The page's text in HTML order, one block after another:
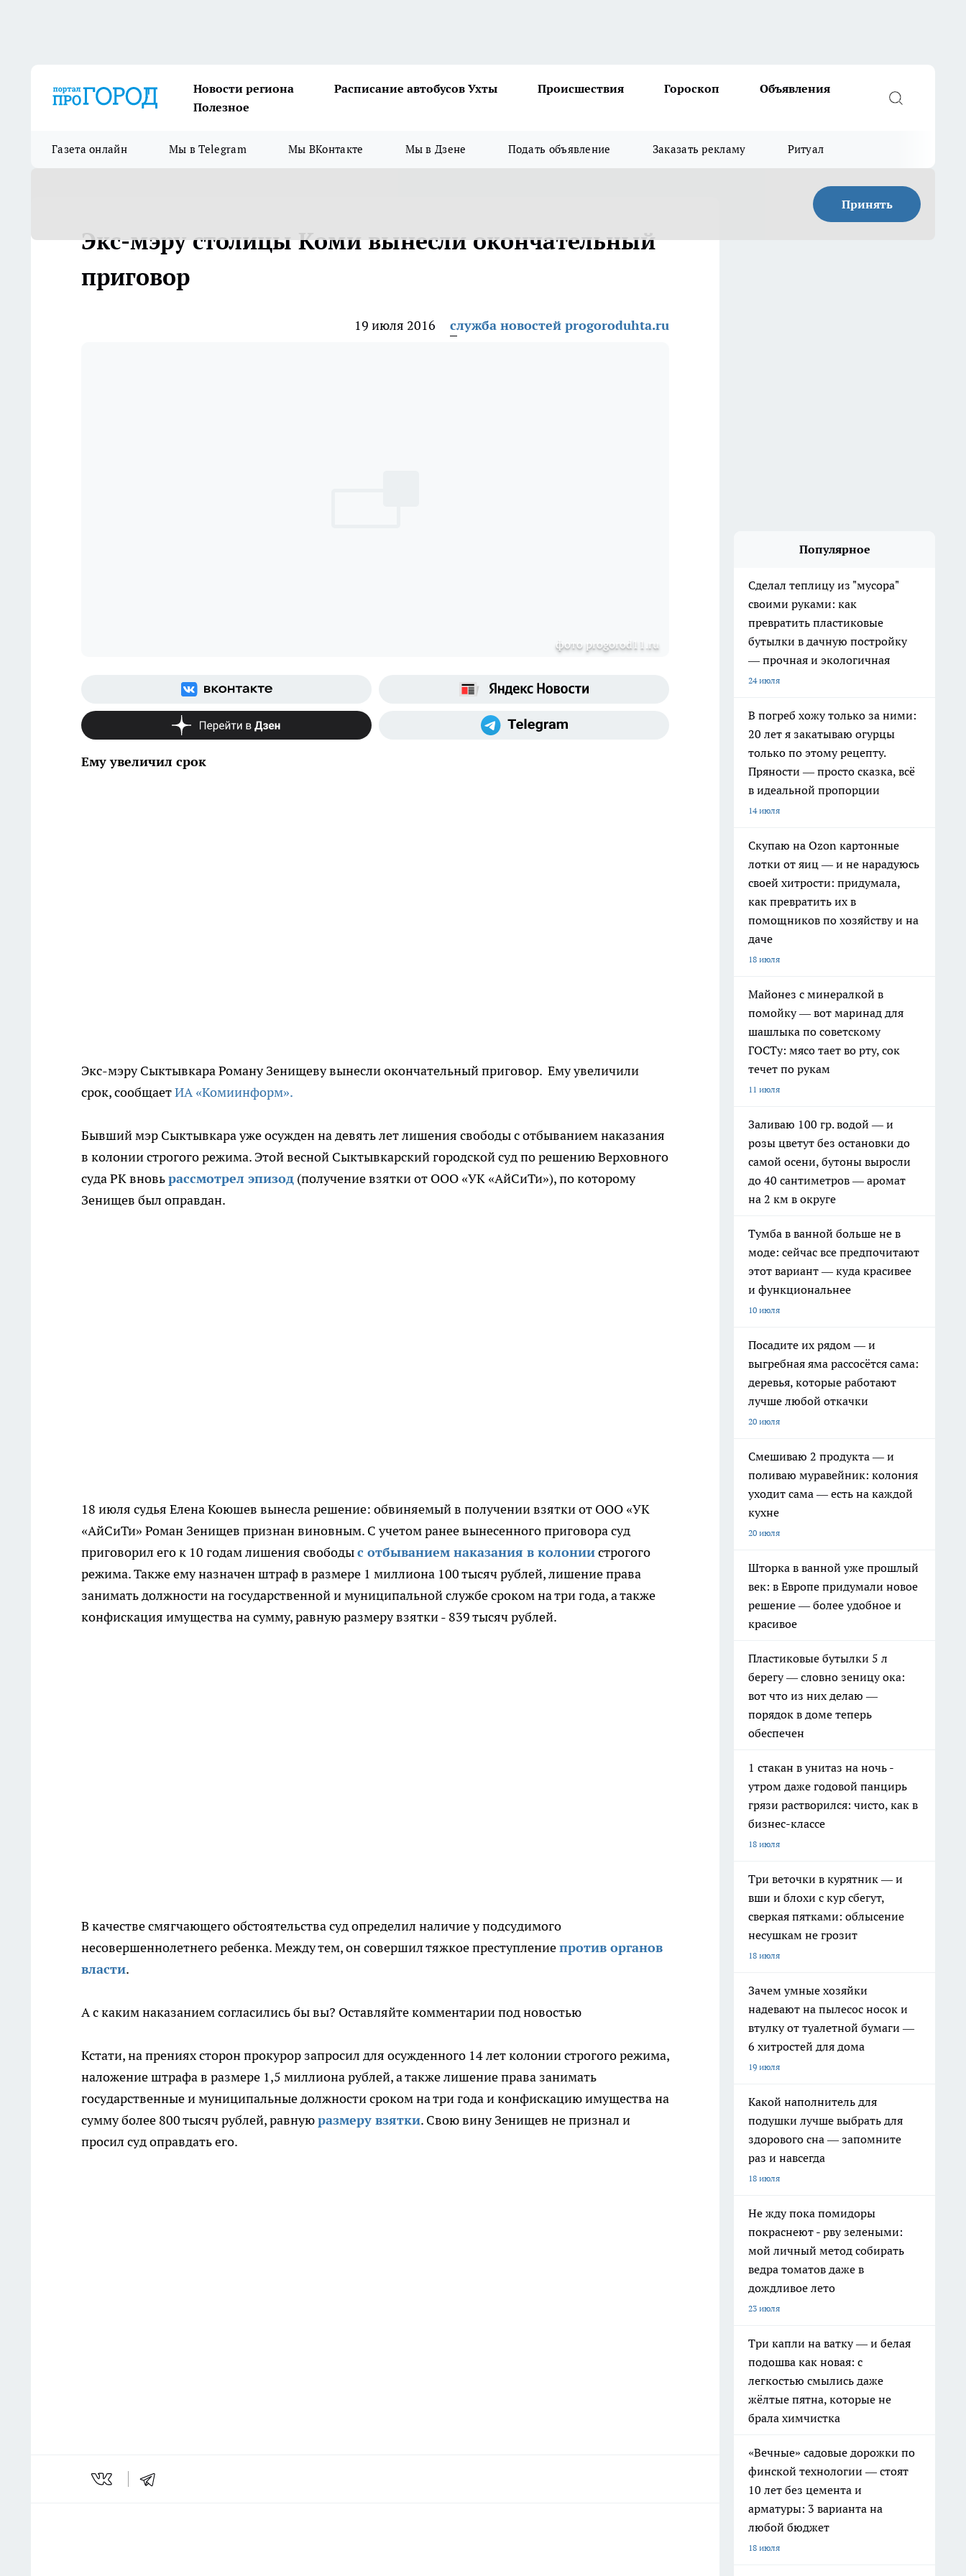
Новости региона Расписание автобусов Ухты Происшествия Гороскоп
Объявления
Полезное
Газета онлайн Мы в Telegram Мы ВКонтакте Мы в Дзене Подать объявление Заказать рекламу Ритуал
Принять
Экс-мэру столицы Коми вынесли окончательный
приговор
19 июля 2016 служба новостей progoroduhta.ru
фото progorod11.ru
Ему увеличил срок
Экс-мэру Сыктывкара Роману Зенищеву вынесли окончательный приговор. Ему увеличили
срок, сообщаетИА «Комиинформ».
Бывший мэр Сыктывкара уже осужден на девять лет лишения свободы с отбыванием наказания
в колонии строгого режима. Этой весной Сыктывкарский городской суд по решению Верховного
суда РК вновьрассмотрел эпизод (получение взятки от ООО «УК «АйСиТи»), по которому
Зенищев был оправдан.
18 июля судья Елена Коюшев вынесла решение: обвиняемый в получении взятки от ООО «УК
«АйСиТи» Роман Зенищев признан виновным. С учетом ранее вынесенного приговора суд
приговорил его к 10 годам лишения свободыс отбыванием наказания в колониистрогого
режима. Также ему назначен штраф в размере 1 миллиона 100 тысяч рублей, лишение права
занимать должности на государственной и муниципальной службе сроком на три года, а также
конфискация имущества на сумму, равную размеру взятки - 839 тысяч рублей.
В качестве смягчающего обстоятельства суд определил наличие у подсудимого
несовершеннолетнего ребенка. Между тем, он совершил тяжкое преступлениепротив органов
власти.
А с каким наказанием согласились бы вы? Оставляйте комментарии под новостью
Кстати, на прениях сторон прокурор запросил для осужденного 14 лет колонии строгого режима,
наложение штрафа в размере 1,5 миллиона рублей, а также лишение права занимать
государственные и муниципальные должности сроком на три года и конфискацию имущества на
сумму более 800 тысяч рублей, равнуюразмеру взятки. Свою вину Зенищев не признал и
просил суд оправдать его.
Популярное
Сделал теплицу из "мусора"
своими руками: как
превратить пластиковые
бутылки в дачную постройку
— прочная и экологичная
24 июля
В погреб хожу только за ними:
20 лет я закатываю огурцы
только по этому рецепту.
Пряности — просто сказка, всё
в идеальной пропорции
14 июля
Скупаю на Ozon картонные
лотки от яиц — и не нарадуюсь
своей хитрости: придумала,
как превратить их в
помощников по хозяйству и на
даче
18 июля
Майонез с минералкой в
помойку — вот маринад для
шашлыка по советскому
ГОСТу: мясо тает во рту, сок
течет по рукам
11 июля
Заливаю 100 гр. водой — и
розы цветут без остановки до
самой осени, бутоны выросли
до 40 сантиметров — аромат
на 2 км в округе
Тумба в ванной больше не в
моде: сейчас все предпочитают
этот вариант — куда красивее
и функциональнее
10 июля
Посадите их рядом — и
выгребная яма рассосётся сама:
деревья, которые работают
лучше любой откачки
20 июля
Смешиваю 2 продукта — и
поливаю муравейник: колония
уходит сама — есть на каждой
кухне
20 июля
Шторка в ванной уже прошлый
век: в Европе придумали новое
решение — более удобное и
красивое
Пластиковые бутылки 5 л
берегу — словно зеницу ока:
вот что из них делаю —
порядок в доме теперь
обеспечен
1 стакан в унитаз на ночь -
утром даже годовой панцирь
грязи растворился: чисто, как в
бизнес-классе
18 июля
Три веточки в курятник — и
вши и блохи с кур сбегут,
сверкая пятками: облысение
несушкам не грозит
18 июля
Зачем умные хозяйки
надевают на пылесос носок и
втулку от туалетной бумаги —
6 хитростей для дома
19 июля
Какой наполнитель для
подушки лучше выбрать для
здорового сна — запомните
раз и навсегда
18 июля
Не жду пока помидоры
покраснеют - рву зелеными:
мой личный метод собирать
ведра томатов даже в
дождливое лето
23 июля
Три капли на ватку — и белая
подошва как новая: с
легкостью смылись даже
жёлтые пятна, которые не
брала химчистка
«Вечные» садовые дорожки по
финской технологии — стоят
10 лет без цемента и
арматуры: 3 варианта на
любой бюджет
18 июля